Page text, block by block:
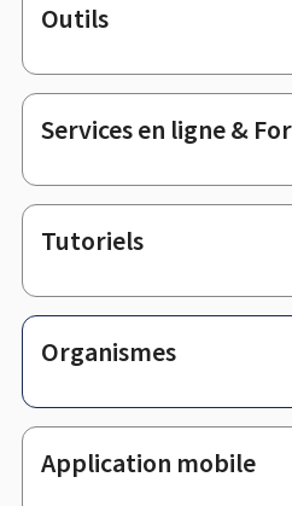
Pied
de
page
Outils
Services en ligne &
Tutoriels
Organismes
Application mobile